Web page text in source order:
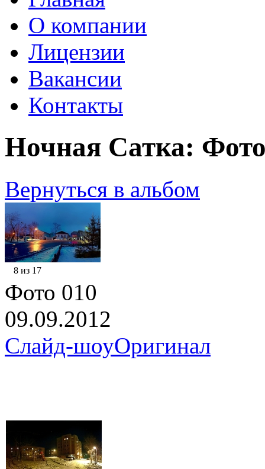
О компании
Лицензии
Вакансии
Контакты
Ночная Сатка:
Вернуться в альбом
8 из 17
Фото 010
09.09.2012
Слайд-шоуОригинал